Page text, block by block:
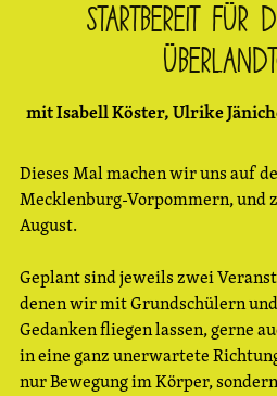
Startbereit für
mit Isabell Köster, Ulrike
Dieses Mal machen wir uns auf
Mecklenburg-Vorpommern, und
August.
Geplant sind jeweils zwei
denen wir mit Grundschülern
Gedanken fliegen lassen, gerne
in eine ganz unerwartete
nur Bewegung im Körper,